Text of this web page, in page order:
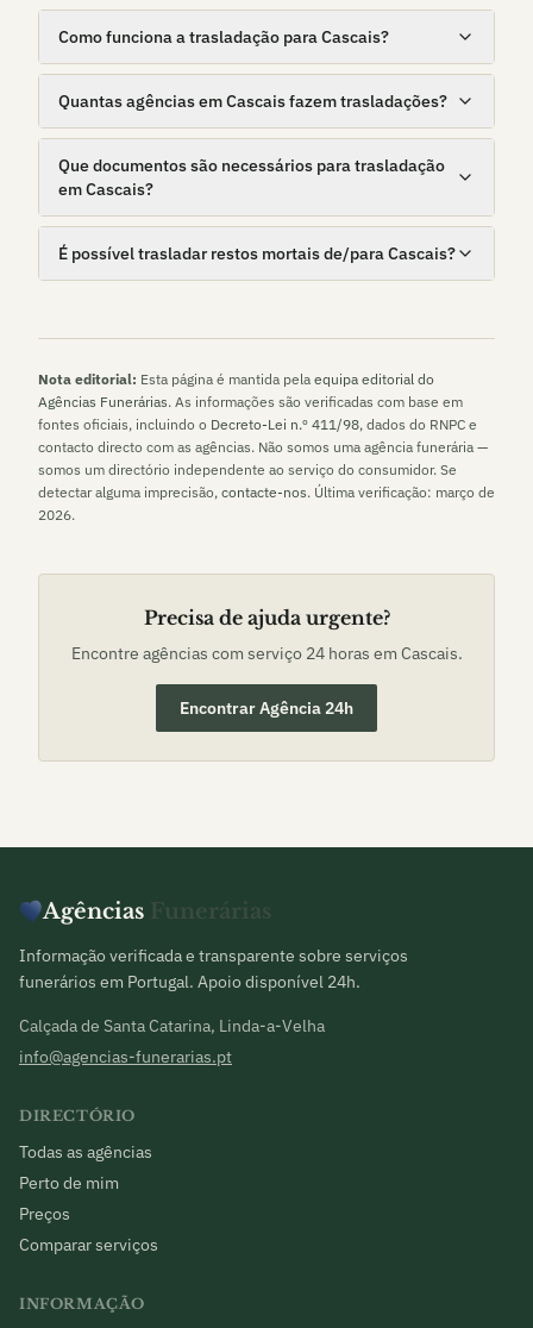
Como funciona a trasladação para Cascais?
Quantas agências em Cascais fazem trasladações?
Que documentos são necessários para trasladação
em Cascais?
É possível trasladar restos mortais de/para Cascais?
Nota editorial: Esta página é mantida pela equipa editorial do
Agências Funerárias. As informações são verificadas com base em
fontes oficiais, incluindo o Decreto-Lei n.º 411/98, dados do RNPC e
contacto directo com as agências. Não somos uma agência funerária —
somos um directório independente ao serviço do consumidor. Se
detectar alguma imprecisão, contacte-nos. Última verificação: março de
2026.
Precisa de ajuda urgente?
Encontre agências com serviço 24 horas em Cascais.
Encontrar Agência 24h
Agências Funerárias
Informação verificada e transparente sobre serviços
funerários em Portugal. Apoio disponível 24h.
Calçada de Santa Catarina, Linda-a-Velha
info@agencias-funerarias.pt
DIRECTÓRIO
Todas as agências
Perto de mim
Preços
Comparar serviços
INFORMAÇÃO